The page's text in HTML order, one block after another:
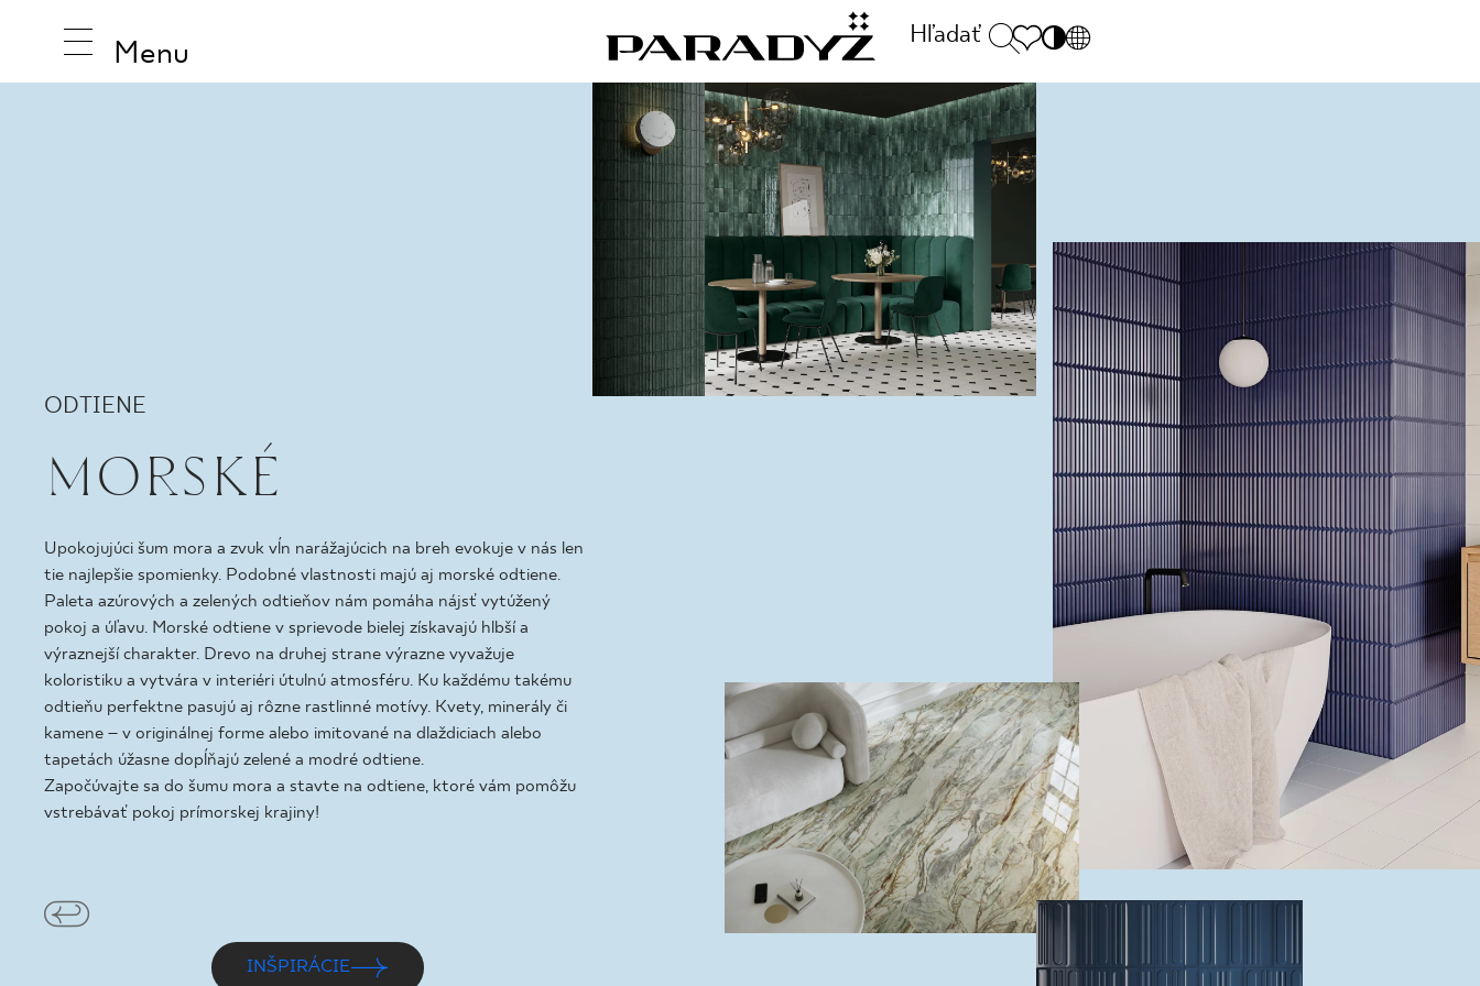
Menu
Hľadať
PL
RU
INŠPIRUJTE SA
KOLEKCIE
PRE BIZNIS
MÔJ PROFIL
KDE KÚPIŤ
O NÁS
KONTAKT
ZAVOLAJTE NÁM
+48 800 55 66 77
SLEDUJTE NÁS
MORSKÉ
ODTIENE
Upokojujúci šum mora a zvuk vĺn narážajúcich na breh evokuje v nás len
tie najlepšie spomienky. Podobné vlastnosti majú aj morské odtiene.
Paleta azúrových a zelených odtieňov nám pomáha nájsť vytúžený
pokoj a úľavu. Morské odtiene v sprievode bielej získavajú hlbší a
výraznejší charakter. Drevo na druhej strane výrazne vyvažuje
koloristiku a vytvára v interiéri útulnú atmosféru. Ku každému takému
odtieňu perfektne pasujú aj rôzne rastlinné motívy. Kvety, minerály či
kamene – v originálnej forme alebo imitované na dlaždiciach alebo
tapetách úžasne dopĺňajú zelené a modré odtiene.
Započúvajte sa do šumu mora a stavte na odtiene, ktoré vám pomôžu
vstrebávať pokoj prímorskej krajiny!
INŠPIRÁCIE